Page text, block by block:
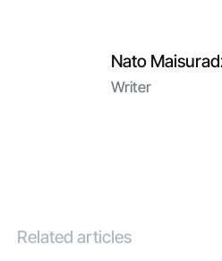
Nato
Writer
Related articles